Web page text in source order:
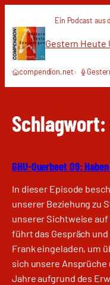
Inhalt
springen
Ein Podcast aus
Gestern Heute
compendion.net
Schlagwort:
GHU-Querbeet 09:
In dieser Episode
unserer Beziehung zu
unserer Sichtweise
führt das Gespräch
Frank eingeladen, um
sich unsere
Jahre aufgrund des